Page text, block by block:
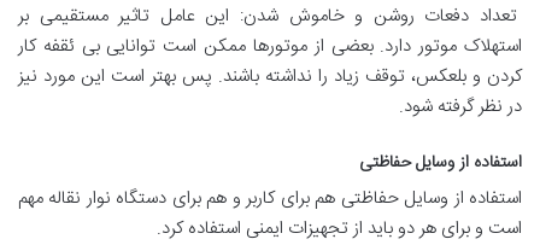
تعداد دفعات روشن و خاموش شدن: این عامل تاثیر مستقیمی بر
استهلاک موتور دارد. بعضی از موتورها ممکن است توانایی بی ئقفه کار
کردن و بلعکس، توقف زیاد را نداشته باشند. پس بهتر است این مورد نیز
در نظر گرفته شود.
استفاده از وسایل حفاظتی
استفاده از وسایل حفاظتی هم برای کاربر و هم برای دستگاه نوار نقاله مهم
است و برای هر دو باید از تجهیزات ایمنی استفاده کرد.